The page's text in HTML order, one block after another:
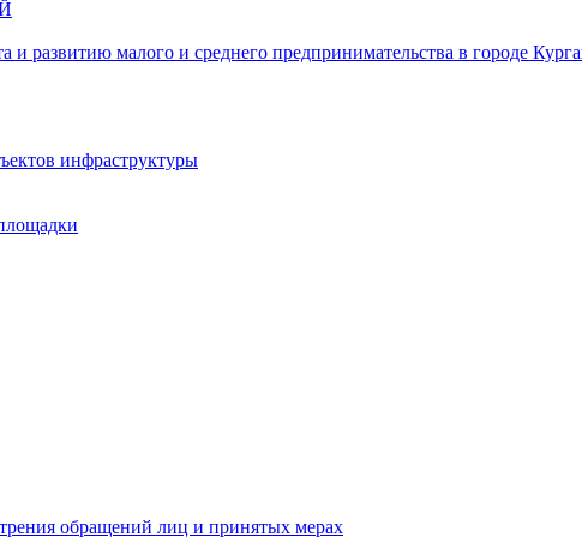
развитию малого и среднего предпринимательства в городе
инфраструктуры
обращений лиц и принятых мерах